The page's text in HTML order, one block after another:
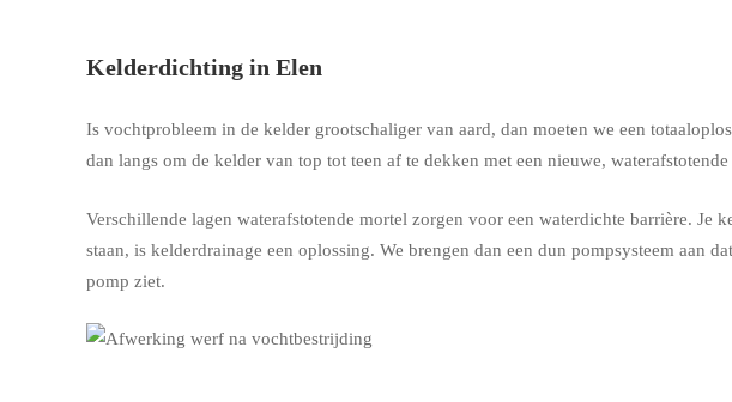
Kelderdichting in Elen
Is vochtprobleem in de kelder grootschaliger van aard, dan moeten we een
dan langs om de kelder van top tot teen af te dekken met een nieuwe, waterafstotende
Verschillende lagen waterafstotende mortel zorgen voor een waterdichte barrière.
staan, is kelderdrainage een oplossing. We brengen dan een dun pompsysteem aan
pomp ziet.